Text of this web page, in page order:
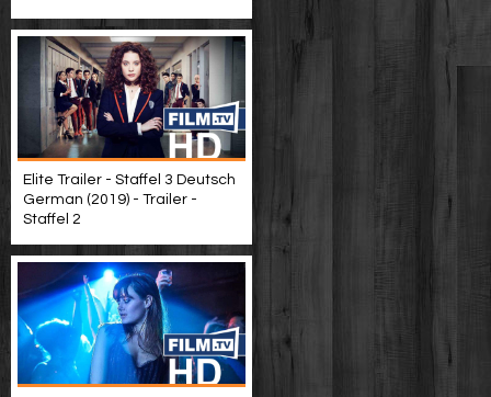
Elite Trailer - Staffel 3 Deutsch
German (2019) - Trailer -
Staffel 2